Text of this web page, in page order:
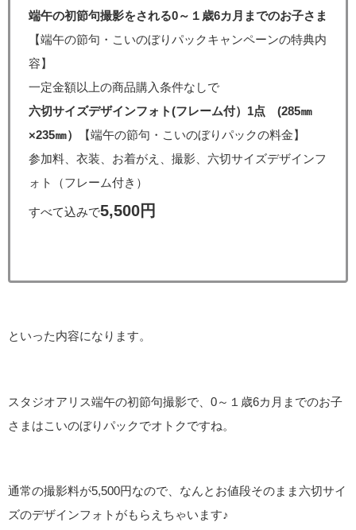
端午の初節句撮影をされる0～１歳6カ月までのお子さま
【端午の節句・こいのぼりパックキャンペーンの特典内
容】
一定金額以上の商品購入条件なしで
六切サイズデザインフォト(フレーム付）1点 (285㎜
×235㎜）
【端午の節句・こいのぼりパックの料金】
参加料、衣装、お着がえ、撮影、六切サイズデザインフ
ォト（フレーム付き）
すべて込みで5,500円
といった内容になります。
スタジオアリス端午の初節句撮影で、0～１歳6カ月までのお子
さまはこいのぼりパックでオトクですね。
通常の撮影料が5,500円なので、なんとお値段そのまま六切サイ
ズのデザインフォトがもらえちゃいます♪